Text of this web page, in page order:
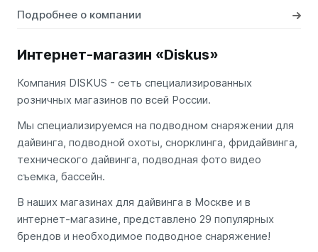
Подробнее о компании
Интернет-магазин «Diskus»
Компания DISKUS - сеть специализированных
розничных магазинов по всей России.
Мы специализируемся на подводном снаряжении для
дайвинга, подводной охоты, снорклинга, фридайвинга,
технического дайвинга, подводная фото видео
съемка, бассейн.
В наших магазинах для дайвинга в Москве и в
интернет-магазине, представлено 29 популярных
брендов и необходимое подводное снаряжение!